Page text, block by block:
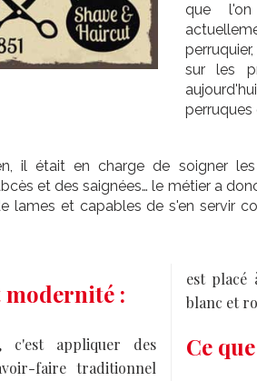
que
sur les
perruques
il était en charge de soigner
et des saignées… le métier a
lames et capables de s'en servir
:
c'est appliquer des
faire traditionnel
est placé
blanc et
Ce